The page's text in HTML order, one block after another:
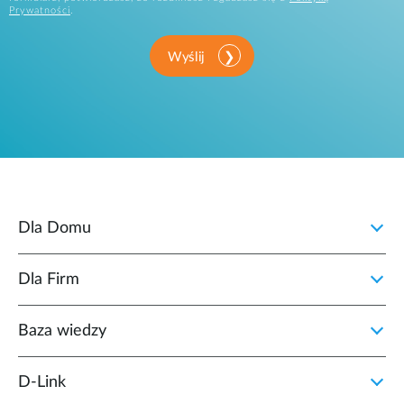
Prywatności.
Wyślij
Dla Domu
Dla Firm
Baza wiedzy
D‑Link